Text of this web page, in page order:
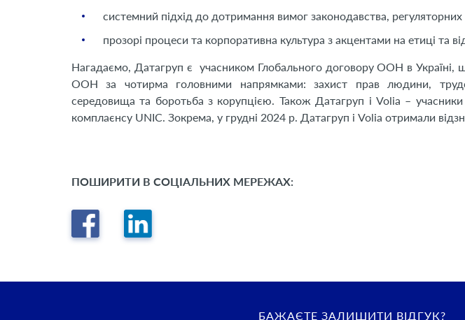
системний підхід до дотримання вимог законодавства,
прозорі процеси та корпоративна культура з акцентами на етиці та
Нагадаємо, Датагруп є учасником Глобального договору ООН в
ООН за чотирма головними напрямками: захист прав людини,
середовища та боротьба з корупцією. Також Датагруп і Volia – учасники
комплаєнсу UNIC. Зокрема, у грудні 2024 р. Датагруп і Volia отримали
ПОШИРИТИ В СОЦІАЛЬНИХ МЕРЕЖАХ:
БАЖАЄТЕ ЗАЛИШИТИ ВІДГУК?